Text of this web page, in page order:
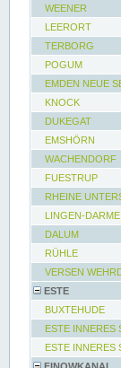
WEENER
LEERORT
TERBORG
POGUM
EMDEN NEUE
KNOCK
DUKEGAT
EMSHÖRN
WACHENDORF
FUESTRUP
RHEINE
LINGEN-DARME
DALUM
RÜHLE
VERSEN
ESTE
BUXTEHUDE
ESTE INNERES
ESTE INNERES